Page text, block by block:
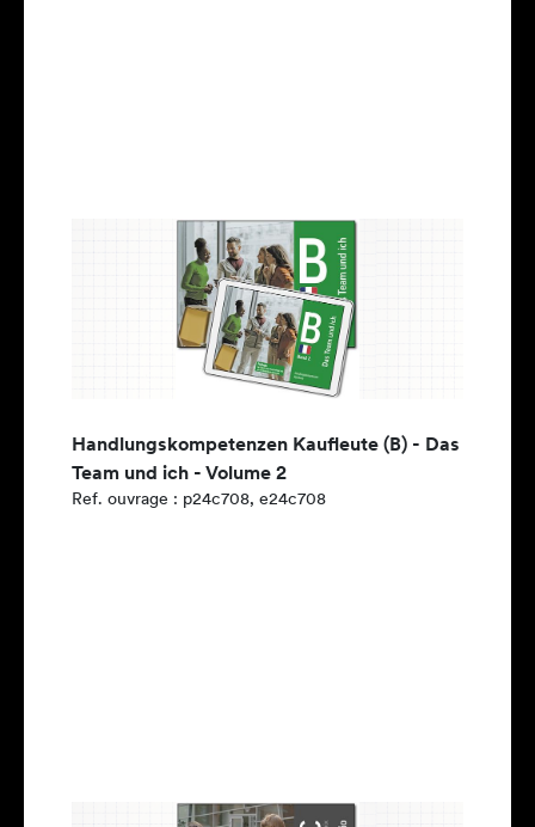
Handlungskompetenzen Kaufleute (B) - Das
Team und ich - Volume 2
Ref. ouvrage : p24c708, e24c708